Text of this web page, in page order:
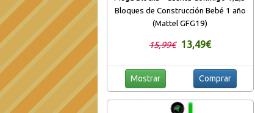
Bloques de Construcción Bebé 1 año
(Mattel GFG19)
15,99€ 13,49€
Mostrar Comprar